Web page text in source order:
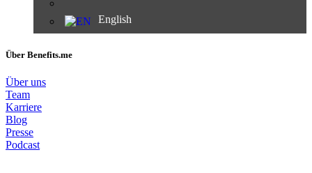
English
Über Benefits.me
Über uns
Team
Karriere
Blog
Presse
Podcast